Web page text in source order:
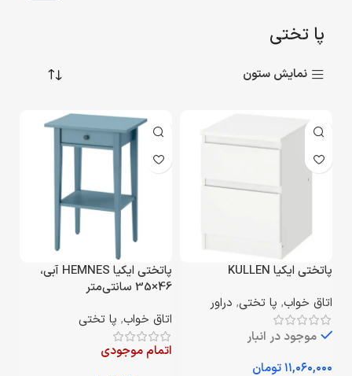
پا تختی
نمایش ستون
پاتختی ایکیا KULLEN
اتاق خواب, پا تختی, دراور
موجود در انبار
تومان
پاتختی ایکیا HEMNES آبی،
46×35 سانتی‌متر
اتاق خواب, پا تختی
اتمام موجودی